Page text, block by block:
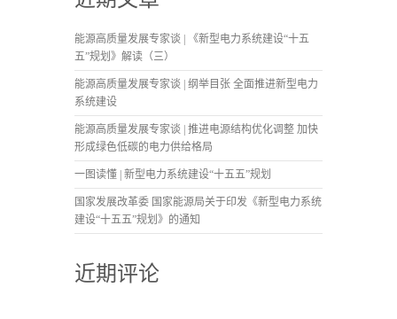
能源高质量发展专家谈 | 《新型电力系统建设“十五
五”规划》解读（三）
能源高质量发展专家谈 | 纲举目张 全面推进新型电力
系统建设
能源高质量发展专家谈 | 推进电源结构优化调整 加快
形成绿色低碳的电力供给格局
一图读懂 | 新型电力系统建设“十五五”规划
国家发展改革委 国家能源局关于印发《新型电力系统
建设“十五五”规划》的通知
近期评论